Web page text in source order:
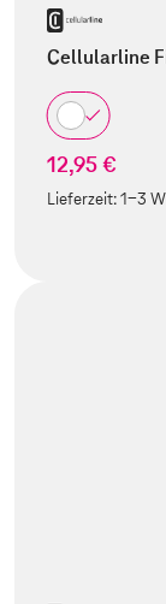
Cellularline
12,95 €
Lieferzeit:1-3